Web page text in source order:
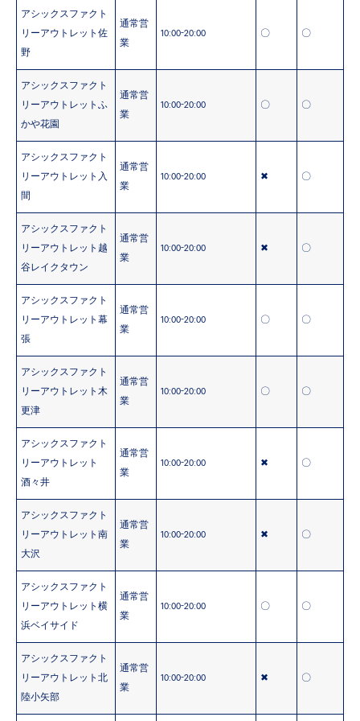
アシックスファクト
リーアウトレット佐
野
通常営
業
10:00-20:00 〇 〇
アシックスファクト
リーアウトレットふ
かや花園
通常営
業
10:00-20:00 〇 〇
アシックスファクト
リーアウトレット入
間
通常営
業
10:00-20:00 ✖ 〇
アシックスファクト
リーアウトレット越
谷レイクタウン
通常営
業
10:00-20:00 ✖ 〇
アシックスファクト
リーアウトレット幕
張
通常営
業
10:00-20:00 〇 〇
アシックスファクト
リーアウトレット木
更津
通常営
業
10:00-20:00 〇 〇
アシックスファクト
リーアウトレット
酒々井
通常営
業
10:00-20:00 ✖ 〇
アシックスファクト
リーアウトレット南
大沢
通常営
業
10:00-20:00 ✖ 〇
アシックスファクト
リーアウトレット横
浜ベイサイド
通常営
業
10:00-20:00 〇 〇
アシックスファクト
リーアウトレット北
陸小矢部
通常営
業
10:00-20:00 ✖ 〇